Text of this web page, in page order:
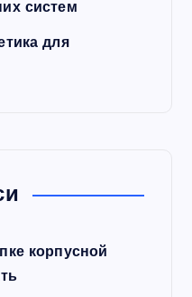
систем
для
корпусной